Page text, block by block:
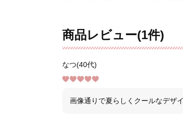
商品レビュー(1件)
なつ(40代)
画像通りで夏らしくクールなデザ